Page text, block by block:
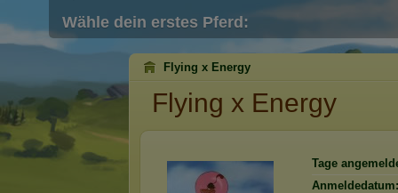
Wähle dein erstes Pferd:
Flying x Energy
Flying x Energy
Tage
Anmeldedatum: